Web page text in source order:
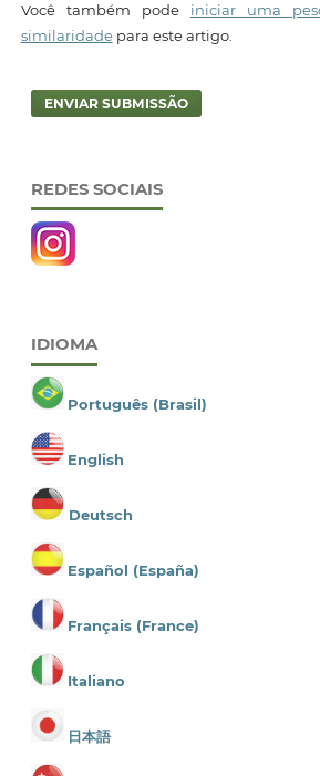
Você também pode iniciar uma
similaridadepara este artigo.
ENVIAR SUBMISSÃO
REDES SOCIAIS
IDIOMA
Português (Brasil)
English
Deutsch
Español (España)
Français (France)
Italiano
日本語